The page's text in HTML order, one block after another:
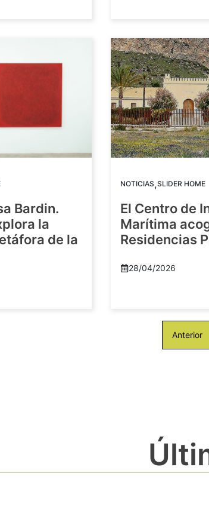
Bardin.
la
de la
NOTICIAS,SLIDER HOME
El Centro de
Marítima
Residencias
28/04/2026
Anterior